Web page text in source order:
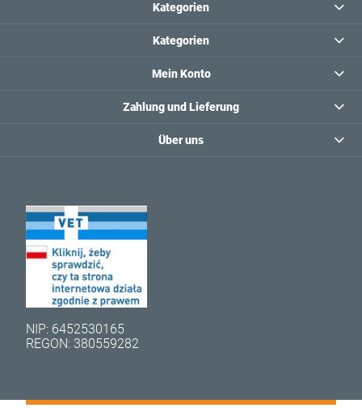
Kategorien
Kategorien
Mein Konto
Zahlung und Lieferung
Über uns
NIP: 6452530165
REGON: 380559282